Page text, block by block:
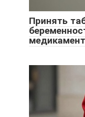
Принять